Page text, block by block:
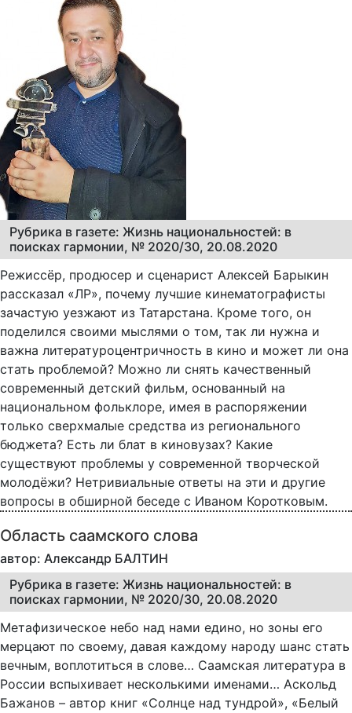
Рубрика в газете: Жизнь национальностей: в
поисках гармонии, № 2020/30, 20.08.2020
Режиссёр, продюсер и сценарист Алексей Барыкин
рассказал «ЛР», почему лучшие кинематографисты
зачастую уезжают из Татарстана. Кроме того, он
поделился своими мыслями о том, так ли нужна и
важна литературоцентричность в кино и может ли она
стать проблемой? Можно ли снять качественный
современный детский фильм, основанный на
национальном фольклоре, имея в распоряжении
только сверхмалые средства из регионального
бюджета? Есть ли блат в киновузах? Какие
существуют проблемы у современной творческой
молодёжи? Нетривиальные ответы на эти и другие
вопросы в обширной беседе с Иваном Коротковым.
Область саамского слова
автор: Александр БАЛТИН
Рубрика в газете: Жизнь национальностей: в
поисках гармонии, № 2020/30, 20.08.2020
Метафизическое небо над нами едино, но зоны его
мерцают по своему, давая каждому народу шанс стать
вечным, воплотиться в слове… Саамская литература в
России вспыхивает несколькими именами… Аскольд
Бажанов – автор книг «Солнце над тундрой», «Белый